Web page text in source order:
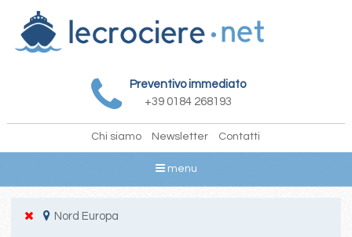
Preventivo immediato
+39 0184 268193
Chi siamo Newsletter Contatti
menu
Nord Europa